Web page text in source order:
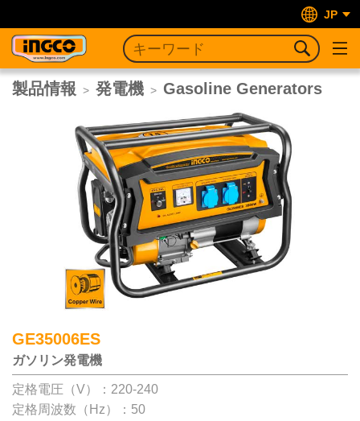
JP
製品情報 > 発電機 > Gasoline Generators
GE35006ES
ガソリン発電機
定格電圧（V）：220-240
定格周波数（Hz）：50